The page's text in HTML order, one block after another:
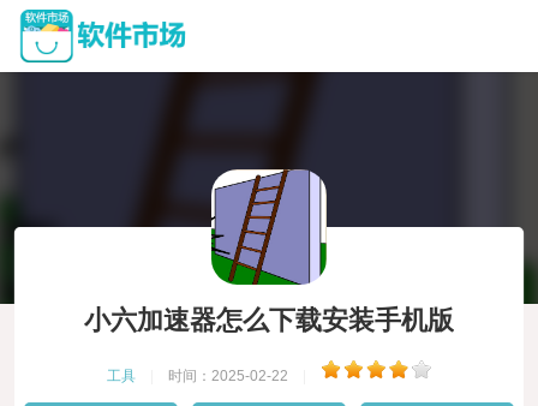
小六加速器怎么下载安装手机版
工具 时间：2025-02-22